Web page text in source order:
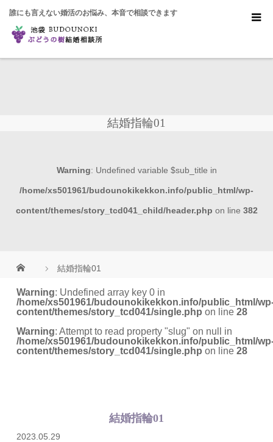
誰にも言えない婚活のお悩み、本音で相談できます
結婚指輪01
Warning: Undefined variable $sub_title in
/home/xs501961/budounokikekkon.info/public_html/wp-
content/themes/story_tcd041_child/header.php on line 382
結婚指輪01
Warning: Undefined array key 0 in
/home/xs501961/budounokikekkon.info/public_html/
content/themes/story_tcd041/single.php on line28
Warning: Attempt to read property "slug" on null in
/home/xs501961/budounokikekkon.info/public_html/
content/themes/story_tcd041/single.php on line28
結婚指輪01
2023.05.29